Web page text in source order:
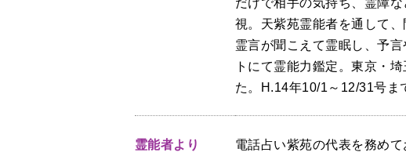
視。天紫苑霊能者を通して
霊言が聞こえて霊眠し、予
トにて霊能力鑑定。東京・
た。H.14年10/1～12/31号ま
霊能者より
電話占い紫苑の代表を務め